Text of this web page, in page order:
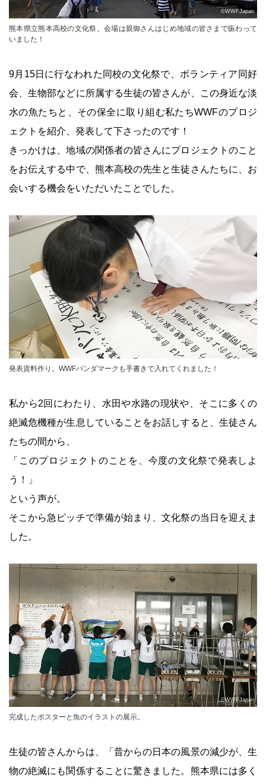
©WWFJapan
熊本県立熊本高校の文化祭。会場は親御さんはじめ地域の皆さまで賑わって
いました！
9月15日に行なわれた同校の文化祭で、ボランティア同好
会、生物部などに所属する生徒の皆さんが、この身近な淡
水の魚たちと、その保全に取り組む私たちWWFのプロジ
ェクトを紹介、発表して下さったのです！
きっかけは、地域の関係者の皆さんにプロジェクトのこと
をお伝えする中で、熊本高校の先生と生徒さんたちに、お
会いする機会をいただいたことでした。
©WWFJapan
発表資料作り。WWFパンダマークも手書きで入れてくれました！
私から2回にわたり、水田や水路の現状や、そこに多くの
絶滅危機種が生息していることをお話しすると、生徒さん
たちの間から、
「このプロジェクトのことを、今度の文化祭で発表しよ
う！」
という声が。
そこから急ピッチで準備が始まり、文化祭の当日を迎えま
した。
©WWFJapan
完成したポスターと魚のイラストの展示。
生徒の皆さんからは、「昔からの日本の風景の減少が、生
物の絶滅にも関係することに驚きました。熊本県には多く